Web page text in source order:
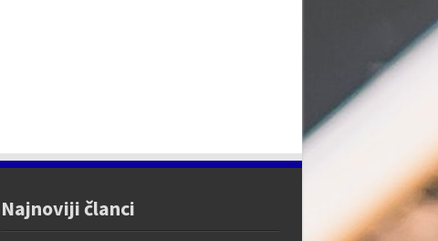
Najnoviji članci